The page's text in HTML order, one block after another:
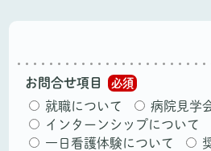
お問合せ項目 必須
就職について
病院見学
インターンシップについて
一日看護体験について